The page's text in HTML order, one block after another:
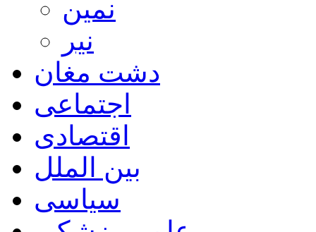
نمین
نیر
دشت مغان
اجتماعی
اقتصادی
بین الملل
سیاسی